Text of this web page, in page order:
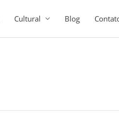
Cultural Blog